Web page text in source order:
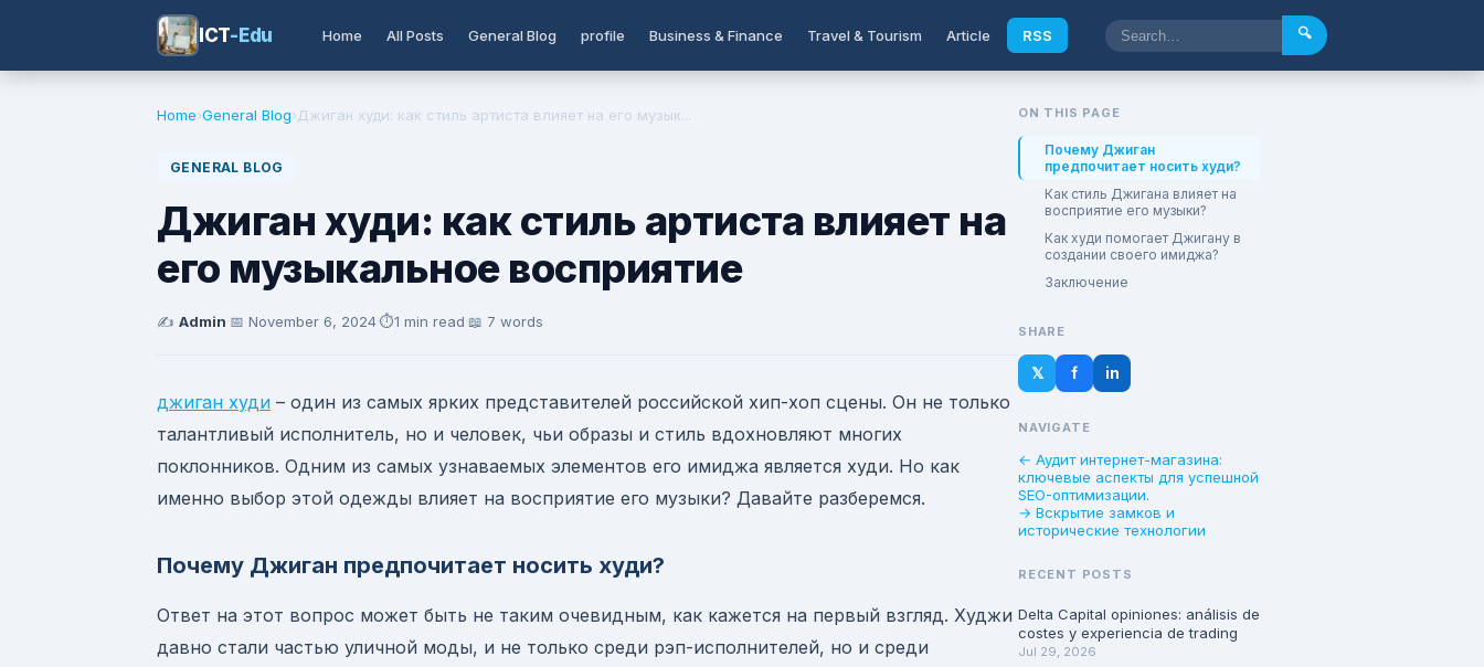
ICT-Edu Home All Posts General Blog profile Business & Finance Travel & Tourism Article RSS 🔍
Home›General Blog›Джиган худи: как стиль артиста влияет на его музык...
GENERAL BLOG
Джиган худи: как стиль артиста влияет на
его музыкальное восприятие
✍️ Admin·📅 November 6, 2024·⏱️1 min read·📖 7 words
джиган худи – один из самых ярких представителей российской хип-хоп сцены. Он не только
талантливый исполнитель, но и человек, чьи образы и стиль вдохновляют многих
поклонников. Одним из самых узнаваемых элементов его имиджа является худи. Но как
именно выбор этой одежды влияет на восприятие его музыки? Давайте разберемся.
Почему Джиган предпочитает носить худи?
Ответ на этот вопрос может быть не таким очевидным, как кажется на первый взгляд. Худжи
давно стали частью уличной моды, и не только среди рэп-исполнителей, но и среди
ON THIS PAGE
Почему Джиган
предпочитает носить худи?
Как стиль Джигана влияет на
восприятие его музыки?
Как худи помогает Джигану в
создании своего имиджа?
Заключение
SHARE
𝕏 f in
NAVIGATE
← Аудит интернет-магазина:
ключевые аспекты для успешной
SEO-оптимизации.
→ Вскрытие замков и
исторические технологии
RECENT POSTS
Delta Capital opiniones: análisis de
costes y experiencia de trading
Jul 29, 2026